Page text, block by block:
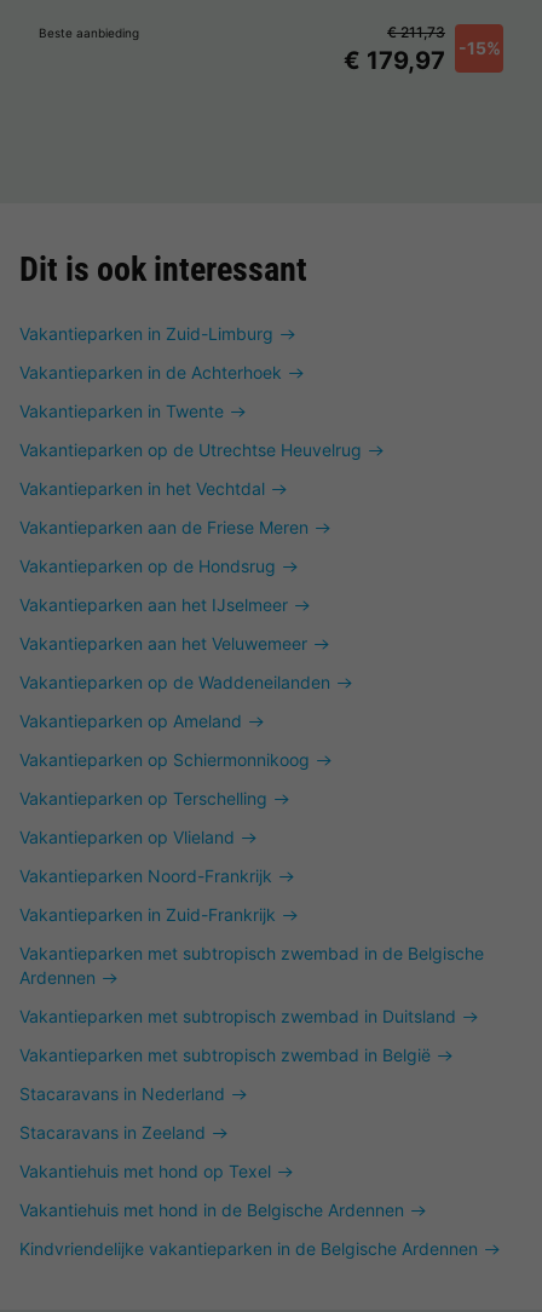
Beste aanbieding
€ 179,97 -15%
€ 211,73
Dit is ook interessant
Vakantieparken in Zuid-Limburg
Vakantieparken in de Achterhoek
Vakantieparken in Twente
Vakantieparken op de Utrechtse Heuvelrug
Vakantieparken in het Vechtdal
Vakantieparken aan de Friese Meren
Vakantieparken op de Hondsrug
Vakantieparken aan het IJselmeer
Vakantieparken aan het Veluwemeer
Vakantieparken op de Waddeneilanden
Vakantieparken op Ameland
Vakantieparken op Schiermonnikoog
Vakantieparken op Terschelling
Vakantieparken op Vlieland
Vakantieparken Noord-Frankrijk
Vakantieparken in Zuid-Frankrijk
Vakantieparken met subtropisch zwembad in de Belgische
Ardennen
Vakantieparken met subtropisch zwembad in Duitsland
Vakantieparken met subtropisch zwembad in België
Stacaravans in Nederland
Stacaravans in Zeeland
Vakantiehuis met hond op Texel
Vakantiehuis met hond in de Belgische Ardennen
Kindvriendelijke vakantieparken in de Belgische Ardennen